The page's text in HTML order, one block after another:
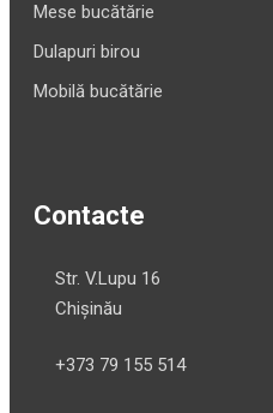
Mese bucătărie
Dulapuri birou
Mobilă bucătărie
Contacte
Str. V.Lupu 16
Chișinău
+373 79 155 514